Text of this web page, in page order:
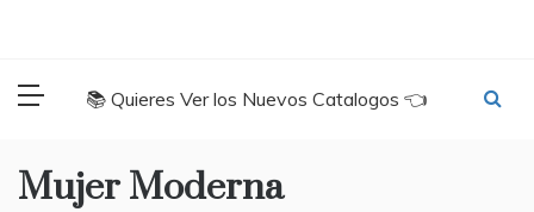
📚 Quieres Ver los Nuevos Catalogos 👈
Mujer Moderna